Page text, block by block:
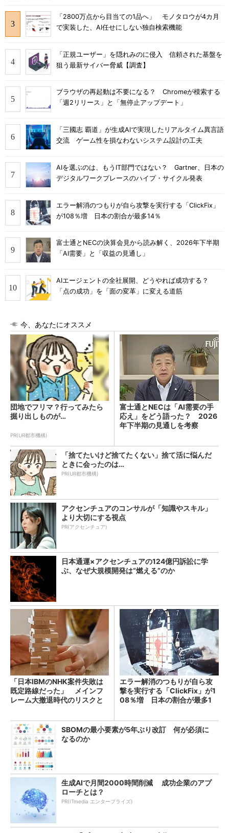
「2800万点から目当ての1品へ」 モノタロウが4カ月
で実装した、AI任せにしない独自検索機能
「正規ユーザー」を隠れみのに侵入 信頼された基盤を
狙う最新サイバー脅威【調査】
ブラウザの再起動は不要になる？ Chromeが模索する
「週2リリース」と「無停止アップデート」
「三國志 覇道」が生成AIで実現したリアルタイム異言語
交流 ゲーム性を損なわないシステム設計の工夫
AIを選ぶのは、もうIT部門ではない？ Gartner、日本の
デジタルワークプレースのハイプ・サイクル発表
エラー解消のつもりが自ら攻撃を実行する「ClickFix」
が108％増 日本の割合が最多14％
富士通とNECの決算会見から読み解く、2026年下半期
「AI需要」と「収益の見通し」
AIエージェントの全社展開、どうやれば成功する？
「点の成功」を「面の変革」に変える道筋
今、あなたにオススメ
団地でフリマ？行ってみたら
掘り出しものが…
PR(UR都市機構)
富士通とNECは「AI需要の手
応え」をどう語った？ 2026
年下半期の見通しを考察
「捨てたいけど捨てたくない」捨て活に悩んだ
ときに会ったのは…
PR(UR都市機構)
アクセンチュアのコンサルが「知識やスキル」
より大切にする視点
PR(アクセンチュア)
日本通運×アクセンチュアの124億円訴訟に学
ぶ、なぜ大規模開発は“燃える”のか
「日本IBMのNHK案件失敗は
既定路線だった」 メインフ
レーム大撤退時代のリスクと
エラー解消のつもりが自ら攻
撃を実行する「ClickFix」が1
08％増 日本の割合が最多1
SBOMの最小要素が5年ぶり改訂 何が必須に
なるのか
生成AIで月間2000時間削減 成功企業のアプ
ローチとは？
PR(ITmedia エンタープライズ)